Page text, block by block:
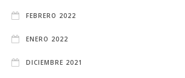
FEBRERO 2022
ENERO 2022
DICIEMBRE 2021